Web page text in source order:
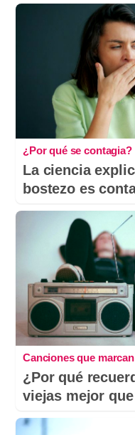
¿Por qué se contagia?
La ciencia
bostezo es
Canciones que marcan
¿Por qué
viejas mejor